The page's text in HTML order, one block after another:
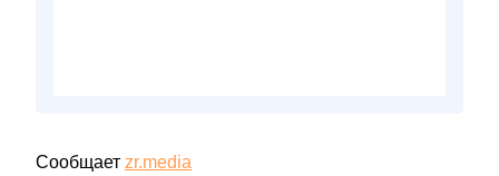
Сообщает zr.media